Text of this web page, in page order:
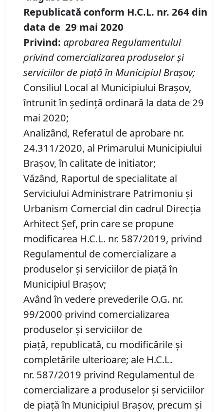
Republicată conform H.C.L. nr. 264 din
data de 29 mai 2020
Privind: aprobarea Regulamentului
privind comercializarea produselor și
serviciilor de piață în Municipiul Braşov;
Consiliul Local al Municipiului Brașov,
întrunit în ședință ordinară la data de 29
mai 2020;
Analizând, Referatul de aprobare nr.
24.311/2020, al Primarului Municipiului
Braşov, în calitate de initiator;
Văzând, Raportul de specialitate al
Serviciului Administrare Patrimoniu şi
Urbanism Comercial din cadrul Direcția
Arhitect Șef, prin care se propune
modificarea H.C.L. nr. 587/2019, privind
Regulamentul de comercializare a
produselor și serviciilor de piață în
Municipiul Braşov;
Având în vedere prevederile O.G. nr.
99/2000 privind comercializarea
produselor şi serviciilor de
piaţă, republicată, cu modificările şi
completările ulterioare; ale H.C.L.
nr. 587/2019 privind Regulamentul de
comercializare a produselor și serviciilor
de piață în Municipiul Braşov, precum şi